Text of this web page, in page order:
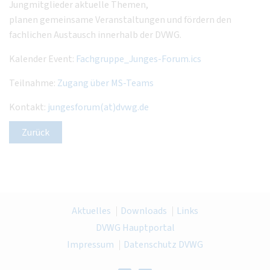
Jungmitglieder aktuelle Themen,
planen gemeinsame Veranstaltungen und fördern den
fachlichen Austausch innerhalb der DVWG.
Kalender Event: Fachgruppe_Junges-Forum.ics
Teilnahme: Zugang über MS-Teams
Kontakt: jungesforum(at)dvwg.de
Zurück
Aktuelles Downloads
Links
DVWG Hauptportal
Impressum
Datenschutz DVWG